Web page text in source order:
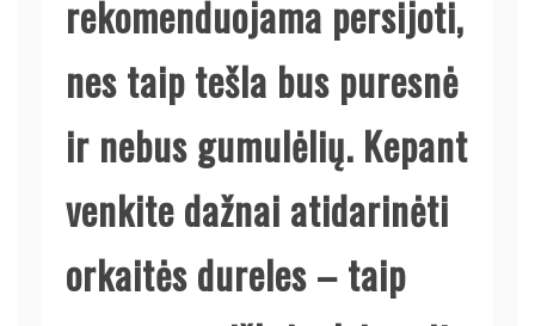
rekomenduojama persijoti,
nes taip tešla bus puresnė
ir nebus gumulėlių. Kepant
venkite dažnai atidarinėti
orkaitės dureles – taip